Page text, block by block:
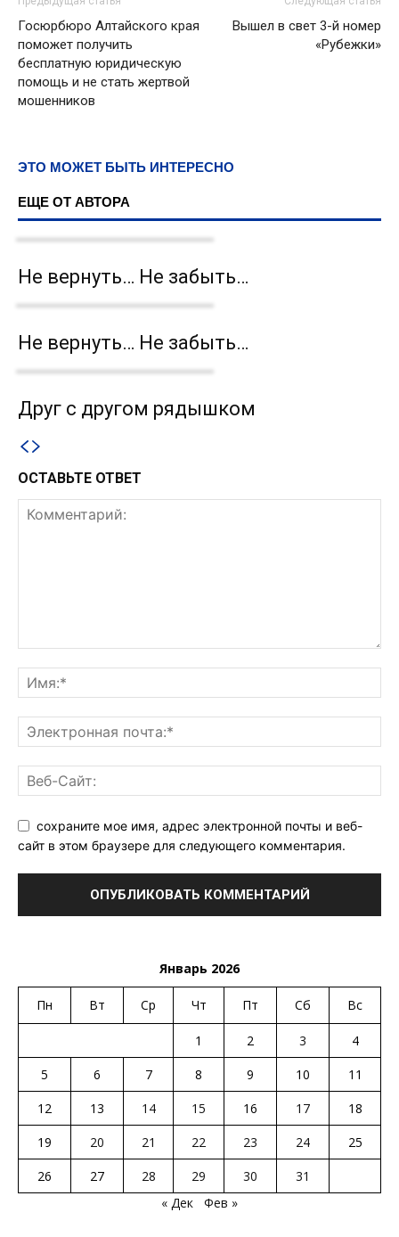
Госюрбюро Алтайского края
поможет получить
бесплатную юридическую
помощь и не стать жертвой
мошенников
Вышел в свет 3-й номер
«Рубежки»
ЭТО МОЖЕТ БЫТЬ ИНТЕРЕСНО
ЕЩЕ ОТ АВТОРА
Не вернуть… Не забыть…
Не вернуть… Не забыть…
Друг с другом рядышком
ОСТАВЬТЕ ОТВЕТ
сохраните мое имя, адрес электронной почты и веб-
сайт в этом браузере для следующего комментария.
Январь 2026
Пн Вт Ср Чт Пт Сб Вс
1 2 3
4
5
6 7 8 9 10
11
12
13 14 15 16 17
18
19
20 21 22 23 24
25
26
27 28 29 30
31
« Дек
Фев »